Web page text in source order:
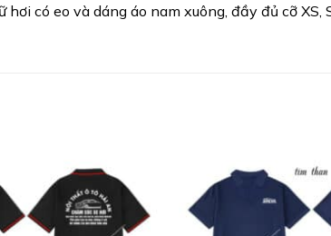
có eo và dáng áo nam xuông, đầy đủ cỡ XS, S,